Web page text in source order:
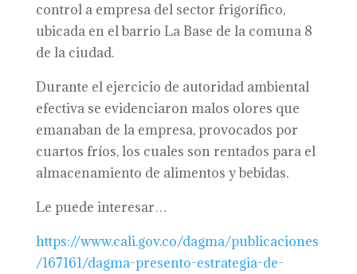
control a empresa del sector frigorífico,
ubicada en el barrio La Base de la comuna 8
de la ciudad.
Durante el ejercicio de autoridad ambiental
efectiva se evidenciaron malos olores que
emanaban de la empresa, provocados por
cuartos fríos, los cuales son rentados para el
almacenamiento de alimentos y bebidas.
Le puede interesar…
https://www.cali.gov.co/dagma/publicaciones
/167161/dagma-presento-estrategia-de-